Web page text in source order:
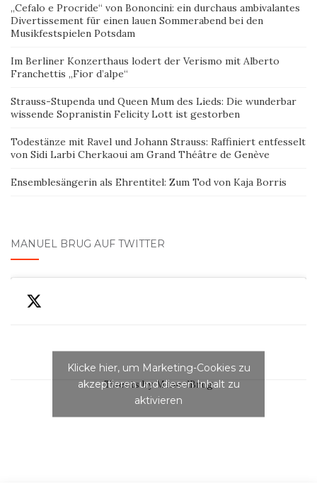
„Cefalo e Procride“ von Bononcini: ein durchaus ambivalantes
Divertissement für einen lauen Sommerabend bei den
Musikfestspielen Potsdam
Im Berliner Konzerthaus lodert der Verismo mit Alberto
Franchettis „Fior d’alpe“
Strauss-Stupenda und Queen Mum des Lieds: Die wunderbar
wissende Sopranistin Felicity Lott ist gestorben
Todestänze mit Ravel und Johann Strauss: Raffiniert entfesselt
von Sidi Larbi Cherkaoui am Grand Théâtre de Genève
Ensemblesängerin als Ehrentitel: Zum Tod von Kaja Borris
MANUEL BRUG AUF TWITTER
Tweets by ManuelBrug
Klicke hier, um Marketing-Cookies zu
akzeptieren und diesen Inhalt zu
aktivieren